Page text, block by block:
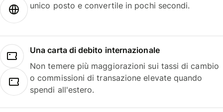
unico posto e convertile in pochi secondi.
Una carta di debito internazionale
Non temere più maggiorazioni sui tassi di cambio
o commissioni di transazione elevate quando
spendi all'estero.